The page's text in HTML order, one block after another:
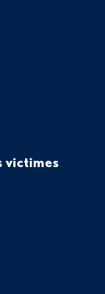
victimes